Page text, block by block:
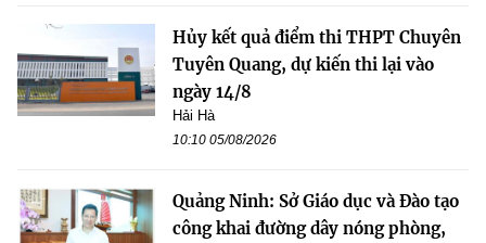
Hủy kết quả điểm thi THPT Chuyên
Tuyên Quang, dự kiến thi lại vào
ngày 14/8
Hải Hà
10:10 05/08/2026
Quảng Ninh: Sở Giáo dục và Đào tạo
công khai đường dây nóng phòng,